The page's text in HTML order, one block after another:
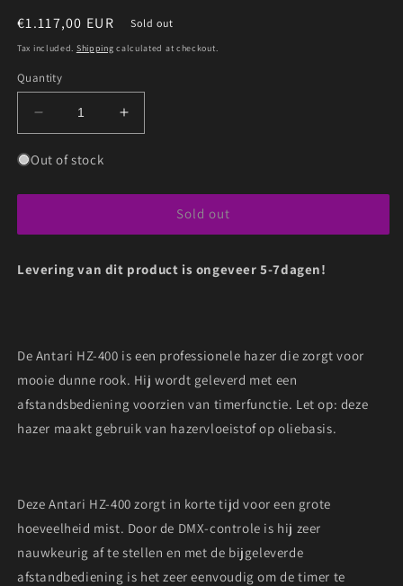
Regular
price
€1.117,00 EUR Sold out
Tax included. Shipping calculated at checkout.
Quantity
Decrease
quantity
for
HZ-
PROFESSIONELE
HAZER
Increase
quantity
HZ-
PROFESSIONELE
HAZER
Out of stock
Sold out
Levering van dit product is ongeveer 5-7dagen!
De Antari HZ-400 is een professionele hazer die zorgt voor
mooie dunne rook. Hij wordt geleverd met een
afstandsbediening voorzien van timerfunctie. Let op: deze
hazer maakt gebruik van hazervloeistof op oliebasis.
Deze Antari HZ-400 zorgt in korte tijd voor een grote
hoeveelheid mist. Door de DMX-controle is hij zeer
nauwkeurig af te stellen en met de bijgeleverde
afstandbediening is het zeer eenvoudig om de timer te